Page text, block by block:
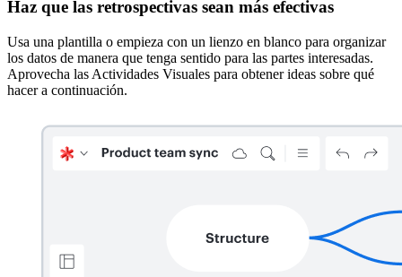
Haz que las retrospectivas sean más efectivas
Usa una plantilla o empieza con un lienzo en blanco para organizar
los datos de manera que tenga sentido para las partes interesadas.
Aprovecha las Actividades Visuales para obtener ideas sobre qué
hacer a continuación.